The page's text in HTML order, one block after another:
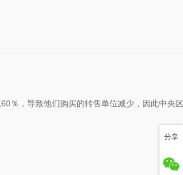
分享
％，导致他们购买的转售单位减少，因此中央